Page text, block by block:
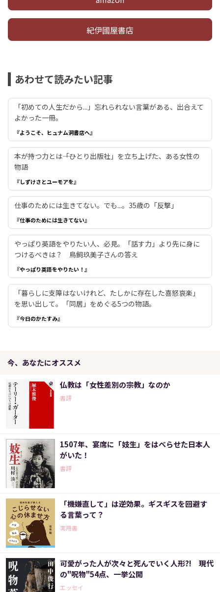
紀伊國屋書店
あわせて読みたい記事
「初めての人生だから...」忘れられない言葉がある、出合えて
よかった一冊。
『ようこそ、ヒュナム洞書店へ』
本が持つ力とは――「ひとり出版社」を立ち上げた、ある女性の
物語
『しずけさとユーモアを』
仕事のためには生きてない。でも...。35歳の「反撃」
『仕事のためには生きてない』
やっぱり英語をやりたい人、必見。「話す力」より先に身に
つけるべきは？ 鳥飼玖美子さんの答え
『やっぱり英語をやりたい！』
「暮らしに支障はないけれど、たしかに存在した喜怒哀楽」
を思い出して。「同居」をめぐる5つの物語。
『今日のかたすみ』
今、あなたにオススメ
仏教は「女性差別の宗教」なのか
書評
1507年、宴席に「妓生」をはべらせた日本人
がいた！
書評
「機嫌直して」は逆効果。ギスギスを回避す
る言葉って？
実用書
可愛がった人が次々と死んでいく人形?! 現代
の"呪物"54点、一挙公開
エッセイ